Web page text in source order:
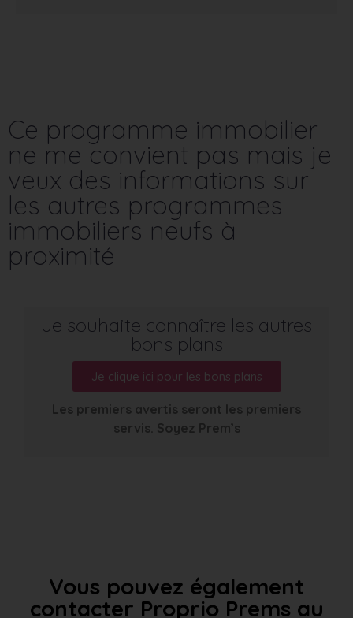
Ce programme immobilier
ne me convient pas mais je
veux des informations sur
les autres programmes
immobiliers neufs à
proximité
Je souhaite connaître les autres
bons plans
Je clique ici pour les bons plans
Les premiers avertis seront les premiers
servis. Soyez Prem’s
Vous pouvez également
contacter Proprio Prems au